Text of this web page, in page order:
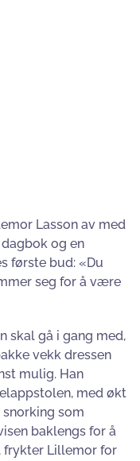
Lasson av med
dagbok og en
første bud: «Du
seg for å være
skal gå i gang med,
vekk dressen
mulig. Han
med økt
som
baklengs for å
frykter Lillemor for